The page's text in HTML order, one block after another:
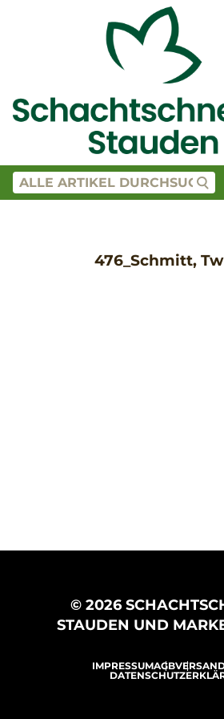
476_Schmitt,
© 2026
STAUDEN UND
IMPRESSUMAGB